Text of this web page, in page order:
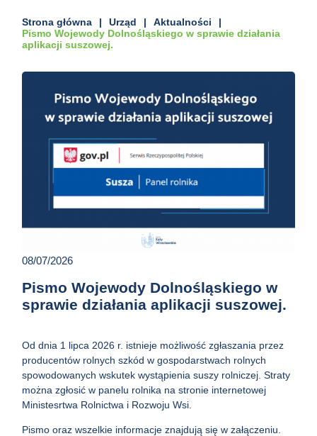
Strona główna Urząd
Aktualności
Pismo Wojewody Dolnośląskiego w sprawie działania
aplikacji suszowej.
08/07/2026
Pismo Wojewody Dolnośląskiego w
sprawie działania aplikacji suszowej.
Od dnia 1 lipca 2026 r. istnieje możliwość zgłaszania przez
producentów rolnych szkód w gospodarstwach rolnych
spowodowanych wskutek wystąpienia suszy rolniczej. Straty
można zgłosić w panelu rolnika na stronie internetowej
Ministesrtwa Rolnictwa i Rozwoju Wsi.
Pismo oraz wszelkie informacje znajdują się w załączeniu.